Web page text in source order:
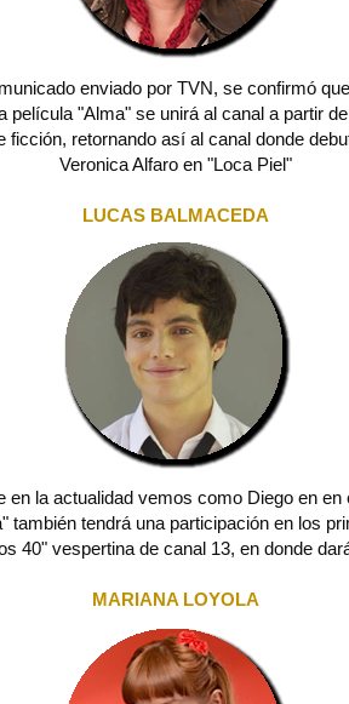
enviado por TVN, se confirmó
película "Alma" se unirá al canal a partir
ficción, retornando así al canal donde
Veronica Alfaro en "Loca Piel"
LUCAS BALMACEDA
en la actualidad vemos como Diego en en
también tendrá una participación en los
40" vespertina de canal 13, en donde
MARIANA LOYOLA